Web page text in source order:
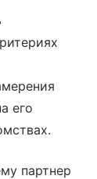
его
партнер